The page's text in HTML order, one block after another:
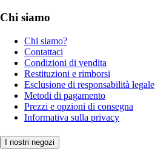
Chi siamo
Chi siamo?
Contattaci
Condizioni di vendita
Restituzioni e rimborsi
Esclusione di responsabilità legale
Metodi di pagamento
Prezzi e opzioni di consegna
Informativa sulla privacy
I nostri negozi